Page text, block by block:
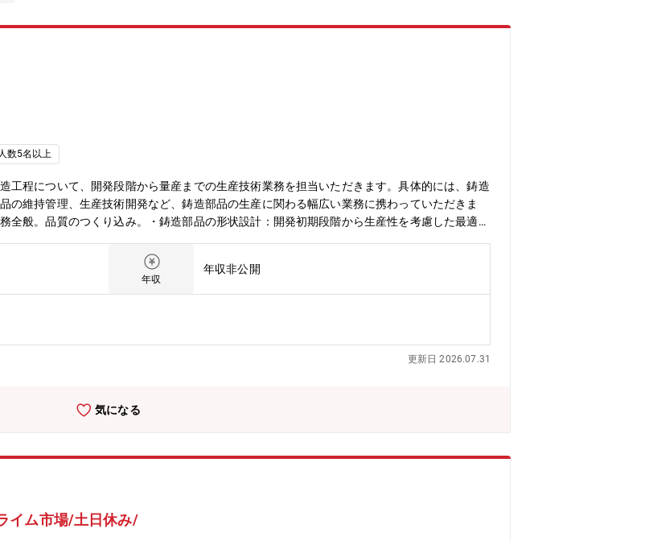
数5名以上
工程について、開発段階から量産までの生産技術業務を担当いただきます。具体的には、鋳造
の維持管理、生産技術開発など、鋳造部品の生産に関わる幅広い業務に携わっていただきま
般。品質のつくり込み。・鋳造部品の形状設計：開発初期段階から生産性を考慮した最適形
用いた量産プロセスの検討、立ち上げ。・量産ラインの維持・改善：量産部品の品質管理や生
代工場推進 (AI、IoTなどによるデジタル化推進)※入社後は、まず量産ラインの維持・改善業
の基礎を学んでいただきます。その後、ご本人の適性やキャリア希望に応じて、生産準備、設
ながら、専門性を高めていただきます。▼使用言語、環境、ツール・CAE解析ツール(MAGM
用 Creo他)・PLC、DX・IoT関連のデジタルツール【組織について/ミッション】当室は、エ
「製品開発」から「生産準備」「量産部品の維持管理」まで一貫して担当する組織です。室内
型設計、量産部品の維持管理、生産技術開発、その他(出向者等)で構成され、それぞれ同程度
ります。また、次世代工場に向けたプロジェクトも進行しており、将来を担う人材の確保が急
デリング、金型設計、生産準備、設備改善など、適性に応じて様々な専門分野でキャリアを
理の基礎を習得・その後: 生産準備、設備改善、CAE、金型設計などの専門業務へローテー
年収
年収非公開
更新日 2026.07.31
気になる
イム市場/土日休み/